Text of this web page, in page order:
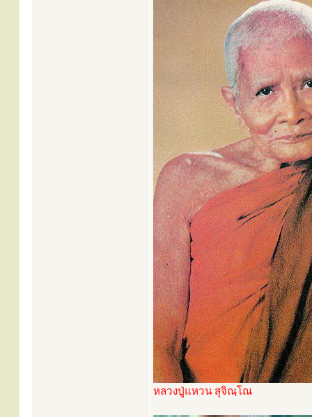
หลวงปู่แหวน สุจิณฺโณ